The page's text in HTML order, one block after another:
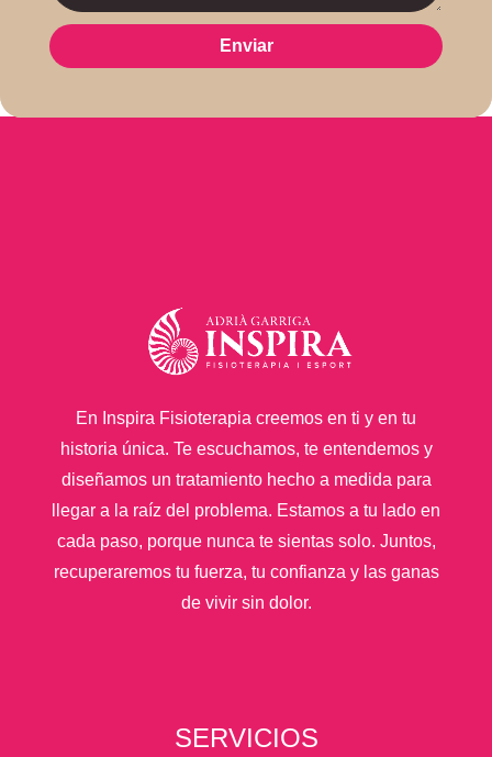
Enviar
En Inspira Fisioterapia creemos en ti y en tu
historia única. Te escuchamos, te entendemos y
diseñamos un tratamiento hecho a medida para
llegar a la raíz del problema. Estamos a tu lado en
cada paso, porque nunca te sientas solo. Juntos,
recuperaremos tu fuerza, tu confianza y las ganas
de vivir sin dolor.
SERVICIOS